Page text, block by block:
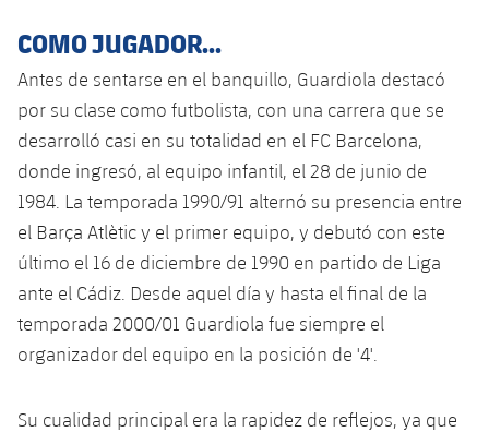
COMO JUGADOR...
Antes de sentarse en el banquillo, Guardiola destacó
por su clase como futbolista, con una carrera que se
desarrolló casi en su totalidad en el FC Barcelona, ​​
donde ingresó, al equipo infantil, el 28 de junio de
1984. La temporada 1990/91 alternó su presencia entre
el Barça Atlètic y el primer equipo, y debutó con este
último el 16 de diciembre de 1990 en partido de Liga
ante el Cádiz. Desde aquel día y hasta el final de la
temporada 2000/01 Guardiola fue siempre el
organizador del equipo en la posición de '4'.
Su cualidad principal era la rapidez de reflejos, ya que